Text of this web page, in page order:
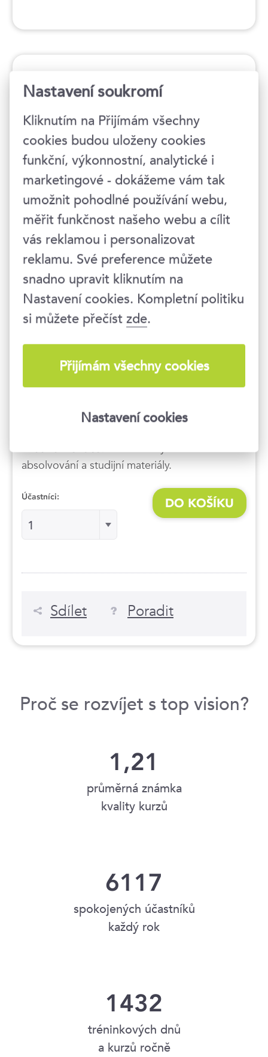
Termíny konání
Hlídat nové termíny
30. 9. 2026
09–13 hod.
Online, platforma MS Teams
4 990 Kč
6 038 Kč s DPH
23. 11. 2026
garantovaný termín
absolvování a studijní materiály.
Účastníci:
1
DO KOŠÍKU
Sdílet Poradit
Proč se rozvíjet s top vision?
1,21
průměrná známka
kvality kurzů
6117
spokojených účastníků
každý rok
1432
tréninkových dnů
a kurzů ročně
Nastavení soukromí
Kliknutím na Přijímám všechny
cookies budou uloženy cookies
funkční, výkonnostní, analytické i
marketingové - dokážeme vám tak
umožnit pohodlné používání webu,
měřit funkčnost našeho webu a cílit
vás reklamou i personalizovat
reklamu. Své preference můžete
snadno upravit kliknutím na
Nastavení cookies. Kompletní politiku
si můžete přečístzde.
Přijímám všechny cookies
Nastavení cookies